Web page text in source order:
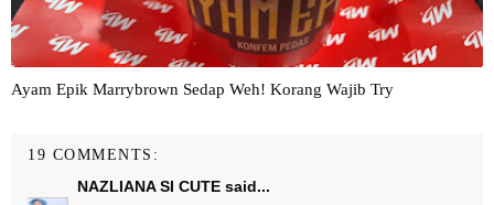
Ayam Epik Marrybrown Sedap Weh! Korang Wajib Try
19 COMMENTS:
NAZLIANA SI CUTE said...